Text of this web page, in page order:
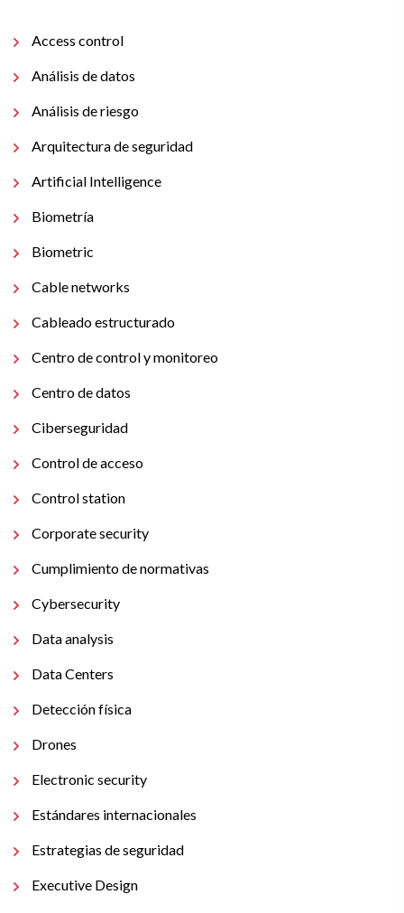
Access control
Análisis de datos
Análisis de riesgo
Arquitectura de seguridad
Artificial Intelligence
Biometría
Biometric
Cable networks
Cableado estructurado
Centro de control y monitoreo
Centro de datos
Ciberseguridad
Control de acceso
Control station
Corporate security
Cumplimiento de normativas
Cybersecurity
Data analysis
Data Centers
Detección física
Drones
Electronic security
Estándares internacionales
Estrategias de seguridad
Executive Design